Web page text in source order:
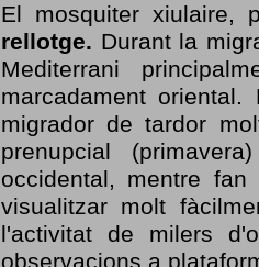
El mosquiter xiulaire,
rellotge. Durant la
Mediterrani
marcadament
migrador de tardor
prenupcial
occidental, mentre
visualitzar molt
l'activitat de milers
observacions a